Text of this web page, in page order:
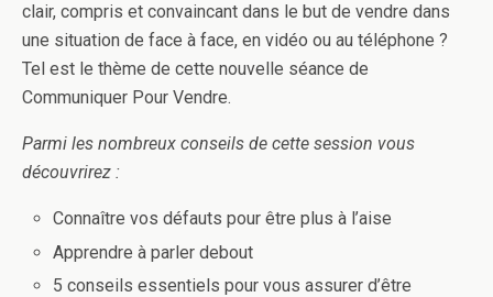
clair, compris et convaincant dans le but de vendre dans
une situation de face à face, en vidéo ou au téléphone ?
Tel est le thème de cette nouvelle séance de
Communiquer Pour Vendre.
Parmi les nombreux conseils de cette session vous
découvrirez :
Connaître vos défauts pour être plus à l’aise
Apprendre à parler debout
5 conseils essentiels pour vous assurer d’être